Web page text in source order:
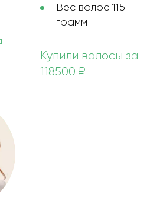
Вес волос 115
грамм
Купили волосы за
118500 ₽